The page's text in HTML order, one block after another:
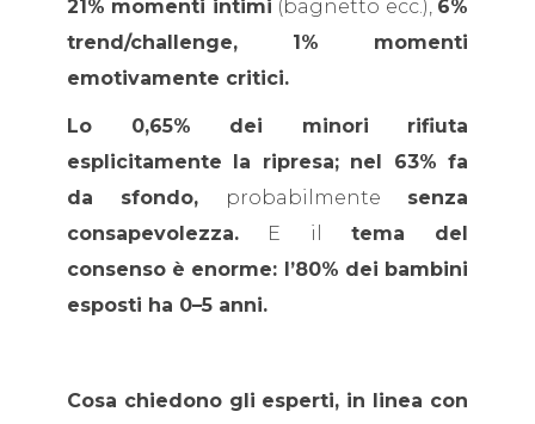
21% momenti intimi (bagnetto ecc.), 6%
trend/challenge,
1%
momenti
emotivamente critici.
Lo 0,65% dei minori rifiuta
esplicitamente la ripresa; nel 63% fa
da sfondo, probabilmente senza
consapevolezza. E il tema del
consenso è enorme: l’80% dei bambini
esposti ha 0–5 anni.
Cosa chiedono gli esperti, in linea con